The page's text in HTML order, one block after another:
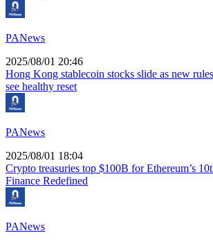
PANews
2025/08/01 20:46
Hong Kong stablecoin stocks slide as new
see healthy reset
PANews
2025/08/01 18:04
Crypto treasuries top $100B for Ethereum’s
Finance Redefined
PANews